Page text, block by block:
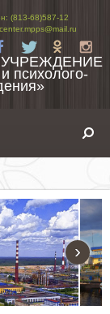
(813-68)587-12
Tw
психолого-
›